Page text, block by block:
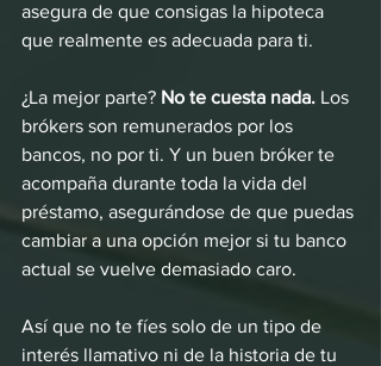
asegura de que consigas la hipoteca
que realmente es adecuada para ti.
¿La mejor parte? No te cuesta nada. Los
brókers son remunerados por los
bancos, no por ti. Y un buen bróker te
acompaña durante toda la vida del
préstamo, asegurándose de que puedas
cambiar a una opción mejor si tu banco
actual se vuelve demasiado caro.
Así que no te fíes solo de un tipo de
interés llamativo ni de la historia de tu